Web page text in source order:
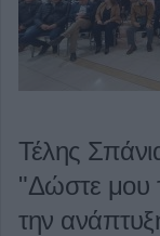
Τέλης
"Δώστε μου
την